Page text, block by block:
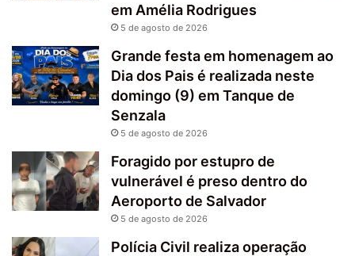
em Amélia Rodrigues
5 de agosto de 2026
Grande festa em homenagem ao
Dia dos Pais é realizada neste
domingo (9) em Tanque de
Senzala
5 de agosto de 2026
Foragido por estupro de
vulnerável é preso dentro do
Aeroporto de Salvador
5 de agosto de 2026
Polícia Civil realiza operação